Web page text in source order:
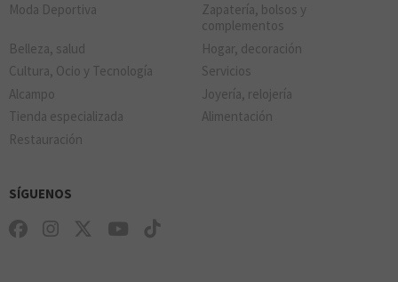
Moda Deportiva
Zapatería, bolsos y
complementos
Belleza, salud
Hogar, decoración
Cultura, Ocio y Tecnología
Servicios
Alcampo
Joyería, relojería
Tienda especializada
Alimentación
Restauración
SÍGUENOS